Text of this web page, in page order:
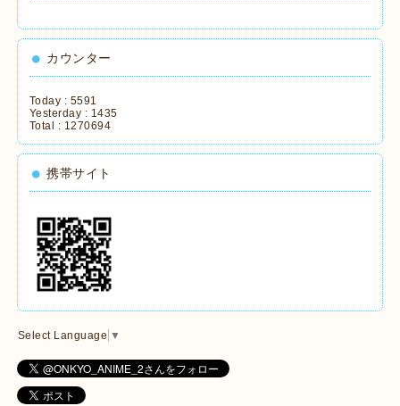
カウンター
Today : 5591
Yesterday : 1435
Total : 1270694
携帯サイト
Select Language ▼